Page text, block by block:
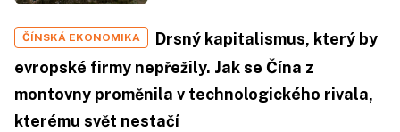
ČÍNSKÁ EKONOMIKA
Drsný kapitalismus, který by
evropské firmy nepřežily. Jak se Čína z
montovny proměnila v technologického rivala,
kterému svět nestačí